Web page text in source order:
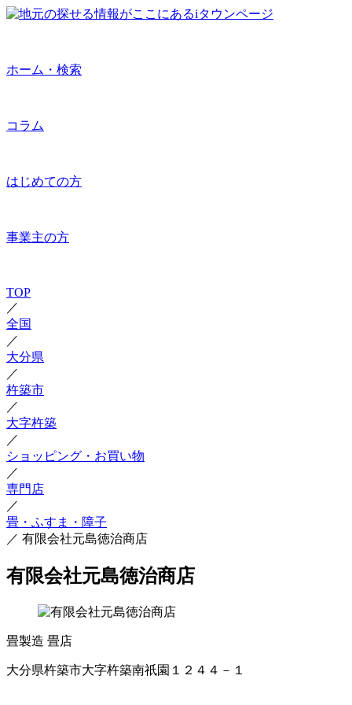
ホーム・検索
コラム
はじめての方
事業主の方
TOP
／
全国
／
大分県
／
杵築市
／
大字杵築
／
ショッピング・お買い物
／
専門店
／
畳・ふすま・障子
／ 有限会社元島徳治商店
有限会社元島徳治商店
畳製造 畳店
大分県杵築市大字杵築南祇園１２４４－１